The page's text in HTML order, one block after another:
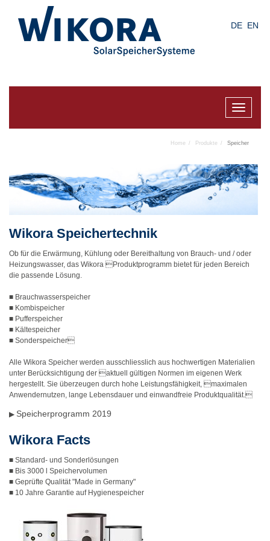
DE EN
Toggle
Home Produkte Speicher
Wikora Speichertechnik
Ob für die Erwärmung, Kühlung oder Bereithaltung von Brauch- und / oder
Heizungswasser, das Wikora Produktprogramm bietet für jeden Bereich
die passende Lösung.
■ Brauchwasserspeicher
■ Kombispeicher
■ Pufferspeicher
■ Kältespeicher
■ Sonderspeicher
Alle Wikora Speicher werden ausschliesslich aus hochwertigen Materialien
unter Berücksichtigung der aktuell gültigen Normen im eigenen Werk
hergestellt. Sie überzeugen durch hohe Leistungsfähigkeit, maximalen
Anwendernutzen, lange Lebensdauer und einwandfreie Produktqualität.
▶ Speicherprogramm 2019
Wikora Facts
■ Standard- und Sonderlösungen
■ Bis 3000 l Speichervolumen
■ Geprüfte Qualität "Made in Germany"
■ 10 Jahre Garantie auf Hygienespeicher